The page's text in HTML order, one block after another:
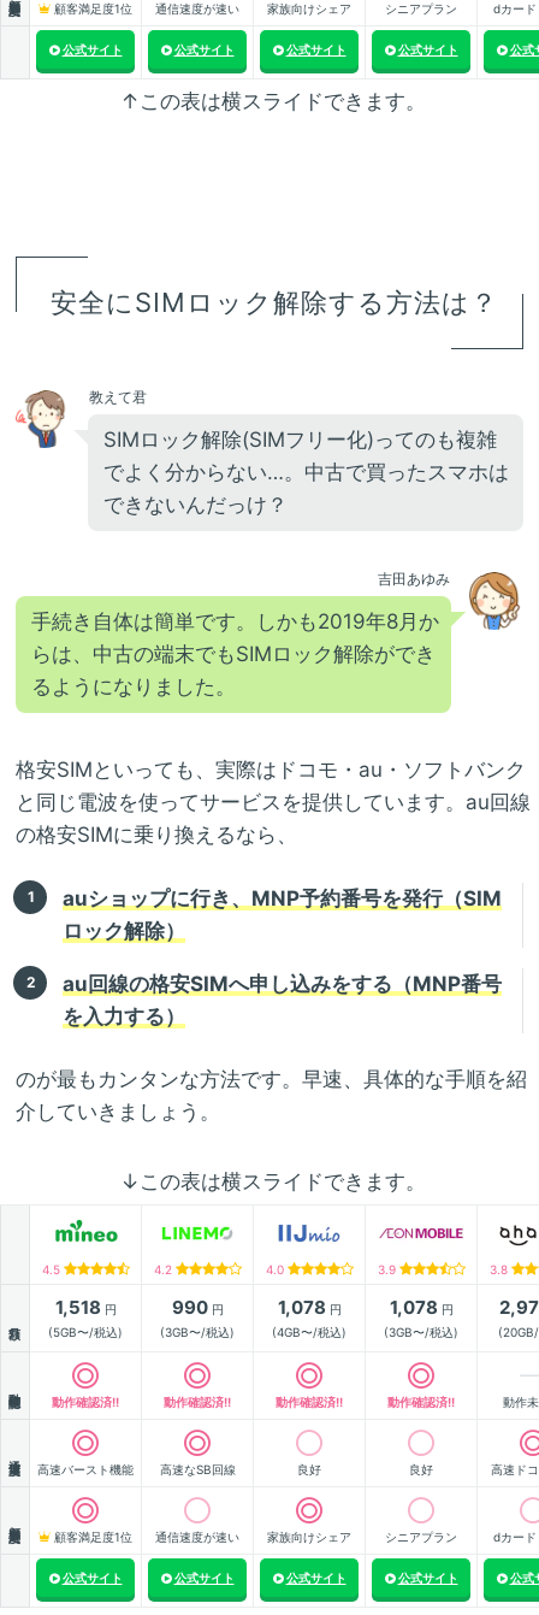
顧客満足度1位 通信速度が速い 家族向けシェア シニアプラン dカード
公式サイト 公式サイト 公式サイト 公式サイト 公式
↑この表は横スライドできます。
安全にSIMロック解除する方法は？
教えて君
SIMロック解除(SIMフリー化)ってのも複雑
でよく分からない…。中古で買ったスマホは
できないんだっけ？
吉田あゆみ
手続き自体は簡単です。しかも2019年8月か
らは、中古の端末でもSIMロック解除ができ
るようになりました。
格安SIMといっても、実際はドコモ・au・ソフトバンク
と同じ電波を使ってサービスを提供しています。au回線
の格安SIMに乗り換えるなら、
auショップに行き、MNP予約番号を発行（SIM
ロック解除）
au回線の格安SIMへ申し込みをする（MNP番号
を入力する）
のが最もカンタンな方法です。早速、具体的な手順を紹
介していきましょう。
↓この表は横スライドできます。
4.5 4.2 4.0 3.9 3.8
1,518 円
(5GB〜/税込)
990円
(3GB〜/税込)
1,078 円
(4GB〜/税込)
1,078 円
(3GB〜/税込)
動作確認済!! 動作確認済!! 動作確認済!! 動作確認済!! 動作
高速バースト機能 高速なSB回線 良好 良好 高速ド
顧客満足度1位 通信速度が速い 家族向けシェア シニアプラン dカード
公式サイト 公式サイト 公式サイト 公式サイト 公式